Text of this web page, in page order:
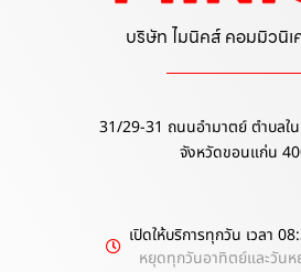
บริษัท ไมนิคส์ คอมมิวนิเ
31/29-31 ถนนอำมาตย์ ตำบลใน
จังหวัดขอนแก่น
เปิดให้บริการทุกวัน เวลา
หยุดทุกวันอาทิตย์และวัน